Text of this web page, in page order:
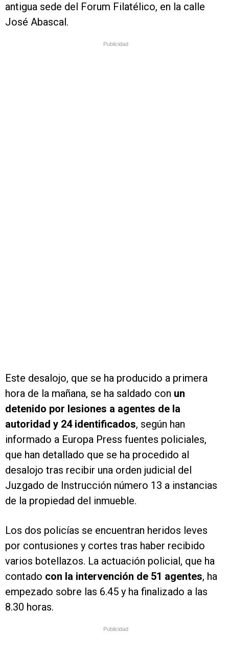
antigua sede del Forum Filatélico, en la calle
José Abascal.
Publicidad
Este desalojo, que se ha producido a primera
hora de la mañana, se ha saldado con un
detenido por lesiones a agentes de la
autoridad y 24 identificados, según han
informado a Europa Press fuentes policiales,
que han detallado que se ha procedido al
desalojo tras recibir una orden judicial del
Juzgado de Instrucción número 13 a instancias
de la propiedad del inmueble.
Los dos policías se encuentran heridos leves
por contusiones y cortes tras haber recibido
varios botellazos. La actuación policial, que ha
contado con la intervención de 51 agentes, ha
empezado sobre las 6.45 y ha finalizado a las
8.30 horas.
Publicidad